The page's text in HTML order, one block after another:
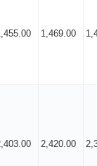
1,469.00
2,420.00